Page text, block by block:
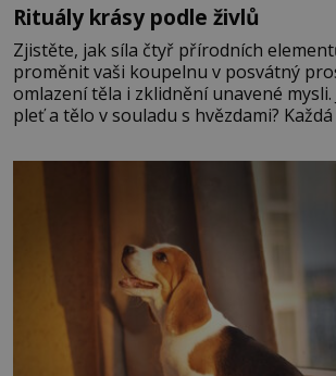
Rituály krásy podle živlů
Zjistěte, jak síla čtyř přírodních
proměnit vaši koupelnu v posvátný
omlazení těla i zklidnění unavené mysli.
pleť a tělo v souladu s hvězdami?
povaze, ale i v potřebách naší
Ženy narozené ve znamení Berana, Lva
nesou žár, odvahu a neutuchající elán.